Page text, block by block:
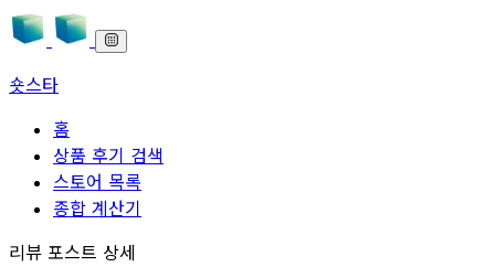
숏스타
홈
상품 후기 검색
스토어 목록
종합 계산기
본문으로 바로가기
리뷰 포스트 상세